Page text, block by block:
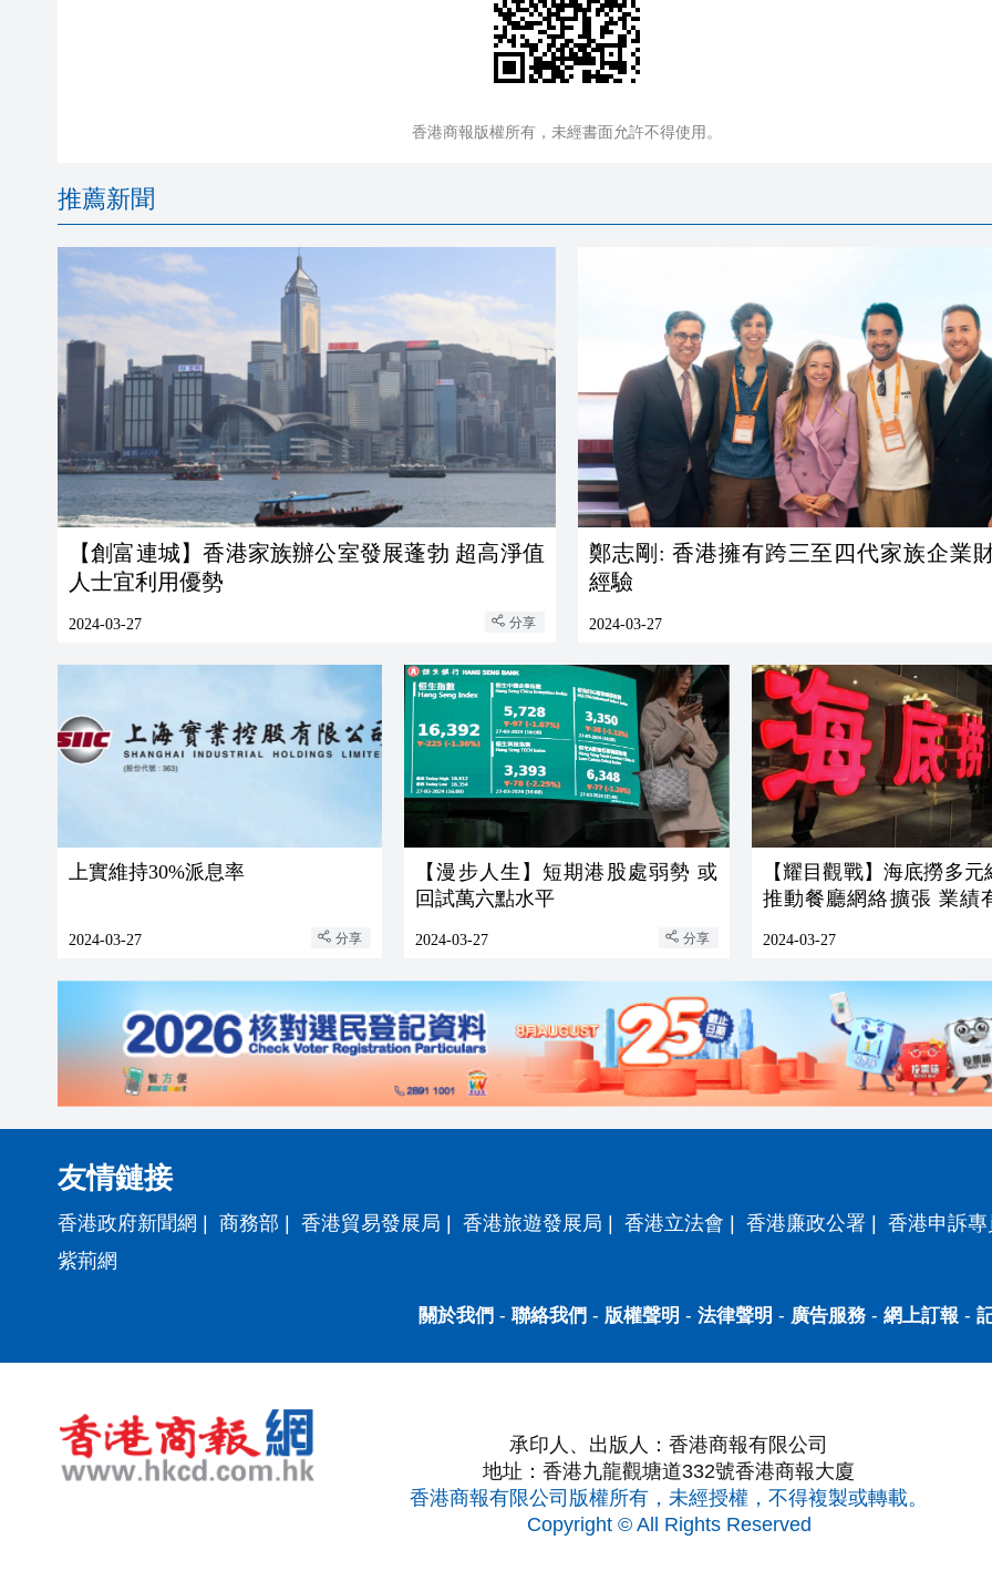
香港商報版權所有，未經書面允許不得使用。
推薦新聞
【創富連城】香港家族辦公室發展蓬勃 超高淨值
人士宜利用優勢
2024-03-27 分享
鄭志剛: 香港擁有跨三至四代家族企業
經驗
2024-03-27
上實維持30%派息率
2024-03-27 分享
【漫步人生】短期港股處弱勢 或
回試萬六點水平
2024-03-27 分享
【耀目觀戰】海底撈多
推動餐廳網絡擴張 業績
2024-03-27
友情鏈接
香港政府新聞網 商務部 香港貿易發展局 香港旅遊發展局 香港立法會 香港廉政公署
香港申訴
紫荊網
關於我們 - 聯絡我們 - 版權聲明 - 法律聲明 - 廣告服務- 網上訂報 -
承印人、出版人：香港商報有限公司
地址：香港九龍觀塘道332號香港商報大廈
香港商報有限公司版權所有，未經授權，不得複製或轉載。
Copyright © All Rights Reserved